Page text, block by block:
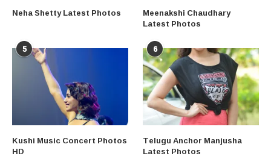
Neha Shetty Latest Photos Meenakshi Chaudhary
Latest Photos
5
Kushi Music Concert Photos
HD
6
Telugu Anchor Manjusha
Latest Photos